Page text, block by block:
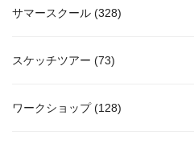
サマースクール (328)
スケッチツアー (73)
ワークショップ(128)